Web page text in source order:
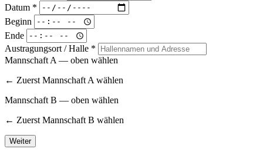
Datum *
Beginn
Ende
Austragungsort / Halle *
Mannschaft A — oben wählen
← Zuerst Mannschaft A wählen
Mannschaft B — oben wählen
← Zuerst Mannschaft B wählen
Weiter